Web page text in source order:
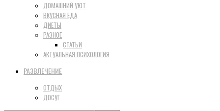
ДОМАШНИЙ УЮТ
ВКУСНАЯ ЕДА
ДИЕТЫ
РАЗНОЕ
СТАТЬИ
АКТУАЛЬНАЯ ПСИХОЛОГИЯ
РАЗВЛЕЧЕНИЕ
ОТДЫХ
ДОСУГ